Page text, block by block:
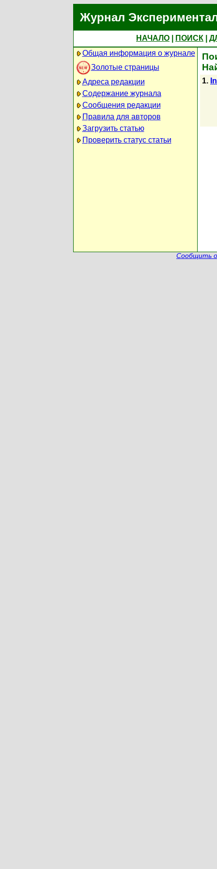
Журнал
НАЧАЛО ПОИСК
Общая информация о журнале
Золотые страницы
Адреса редакции
Содержание журнала
Сообщения редакции
Правила для авторов
Загрузить статью
Проверить статус статьи
1.
Сообщить о